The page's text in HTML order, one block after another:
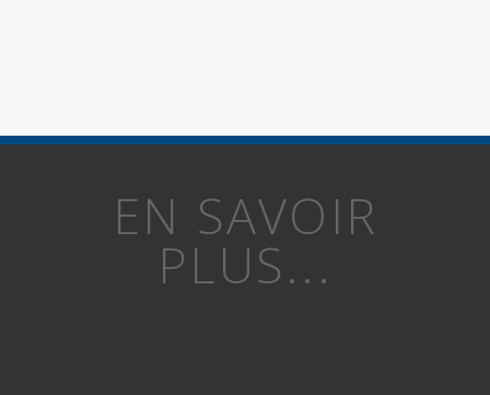
EN SAVOIR
PLUS...